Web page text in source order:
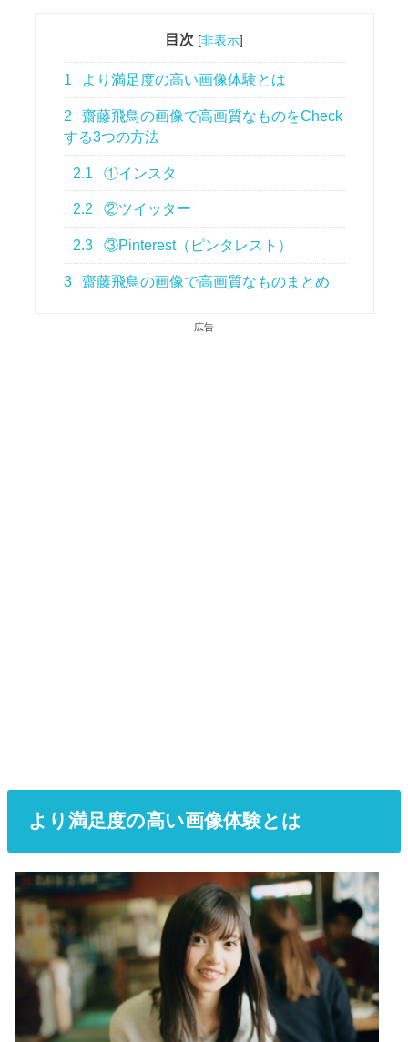
目次 [非表示]
1 より満足度の高い画像体験とは
2
齋藤飛鳥の画像で高画質なものをCheck
する3つの方法
2.1 ①インスタ
2.2 ②ツイッター
2.3 ③Pinterest（ピンタレスト）
3 齋藤飛鳥の画像で高画質なものまとめ
広告
より満足度の高い画像体験とは